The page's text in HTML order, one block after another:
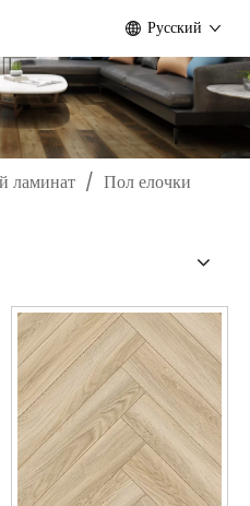
Pусский
ламинат / Пол елочки